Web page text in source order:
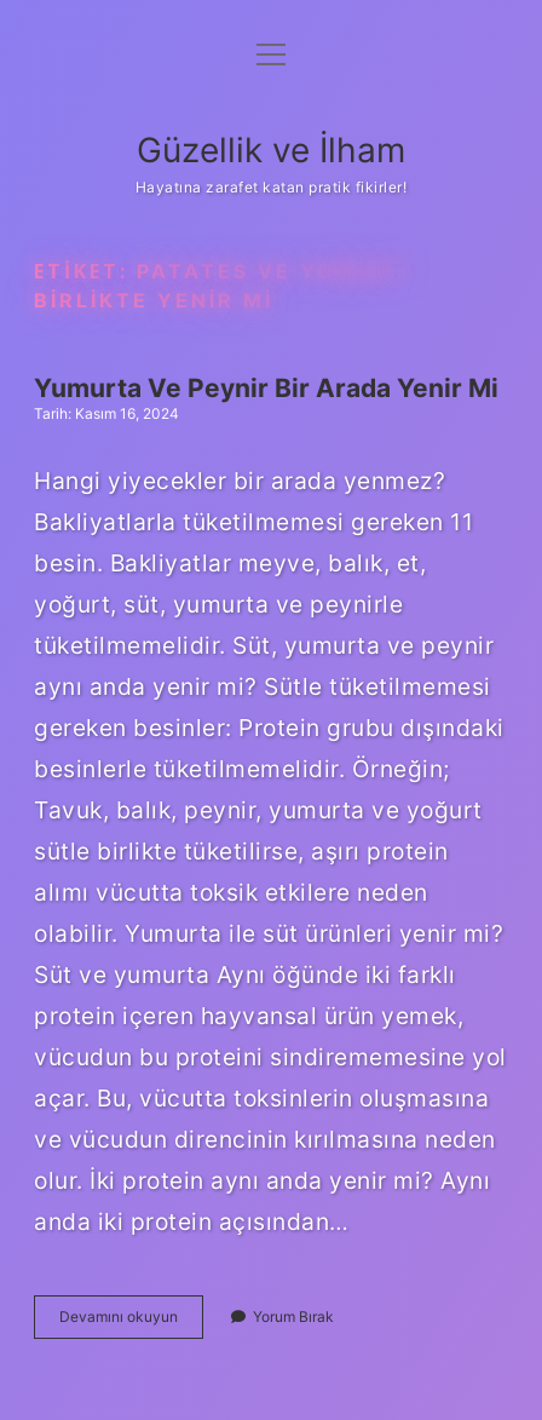
Anasayfa
Yasal Uyarı
menüyü
Güzellik ve İlham
Hayatına zarafet katan pratik fikirler!
ETIKET: PATATES VE YOĞURT
BIRLIKTE YENIR MI
Yumurta Ve Peynir Bir Arada Yenir Mi
Tarih: Kasım 16, 2024
Hangi yiyecekler bir arada yenmez?
Bakliyatlarla tüketilmemesi gereken 11
besin. Bakliyatlar meyve, balık, et,
yoğurt, süt, yumurta ve peynirle
tüketilmemelidir. Süt, yumurta ve peynir
aynı anda yenir mi? Sütle tüketilmemesi
gereken besinler: Protein grubu dışındaki
besinlerle tüketilmemelidir. Örneğin;
Tavuk, balık, peynir, yumurta ve yoğurt
sütle birlikte tüketilirse, aşırı protein
alımı vücutta toksik etkilere neden
olabilir. Yumurta ile süt ürünleri yenir mi?
Süt ve yumurta Aynı öğünde iki farklı
protein içeren hayvansal ürün yemek,
vücudun bu proteini sindirememesine yol
açar. Bu, vücutta toksinlerin oluşmasına
ve vücudun direncinin kırılmasına neden
olur. İki protein aynı anda yenir mi? Aynı
anda iki protein açısından…
Devamını okuyun Yumurta
Ve
Yorum Bırak